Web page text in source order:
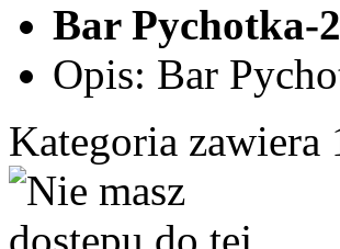
Bar Pychotka-
Opis: Bar
Kategoria zawiera